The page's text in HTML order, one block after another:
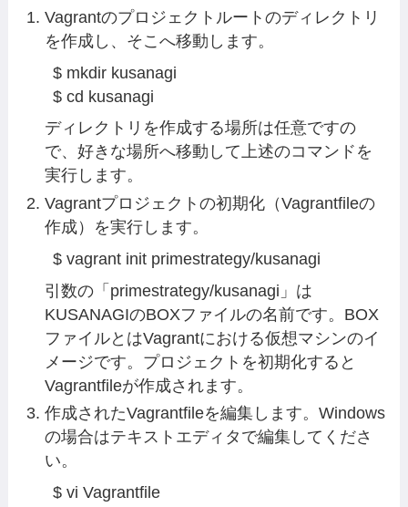
Vagrantのプロジェクトルートのディレクトリ
を作成し、そこへ移動します。
$ mkdir kusanagi
$ cd kusanagi
ディレクトリを作成する場所は任意ですの
で、好きな場所へ移動して上述のコマンドを
実行します。
Vagrantプロジェクトの初期化（Vagrantfileの
作成）を実行します。
$ vagrant init primestrategy/kusanagi
引数の「primestrategy/kusanagi」は
KUSANAGIのBOXファイルの名前です。BOX
ファイルとはVagrantにおける仮想マシンのイ
メージです。プロジェクトを初期化すると
Vagrantfileが作成されます。
作成されたVagrantfileを編集します。Windows
の場合はテキストエディタで編集してくださ
い。
$ vi Vagrantfile